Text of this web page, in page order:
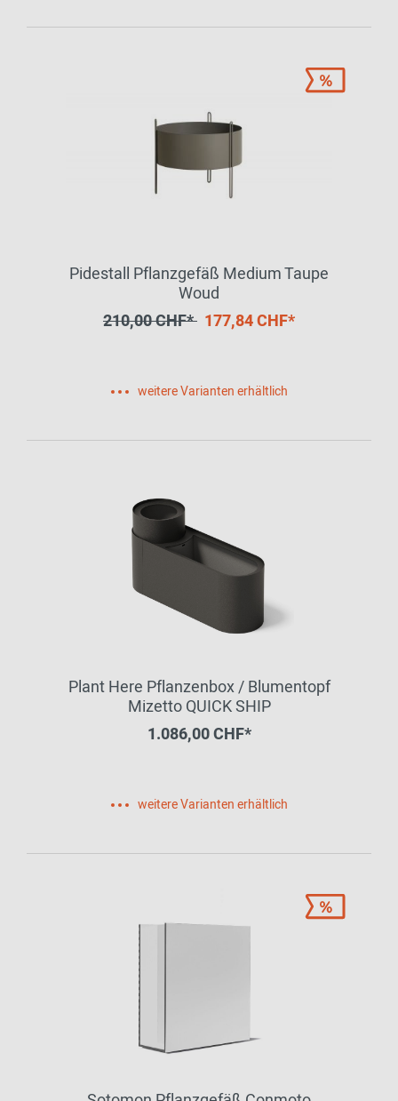
Pidestall Pflanzgefäß Medium Taupe
Woud
210,00 CHF* 177,84 CHF*
weitere Varianten erhältlich
Plant Here Pflanzenbox / Blumentopf
Mizetto QUICK SHIP
1.086,00 CHF*
weitere Varianten erhältlich